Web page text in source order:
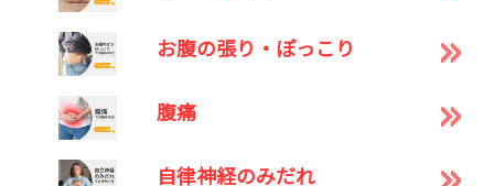
お腹の張り・ぽっこり
腹痛
自律神経のみだれ